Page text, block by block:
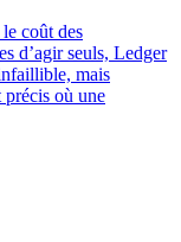
coût des
d’agir seuls, Ledger
mais
précis où une